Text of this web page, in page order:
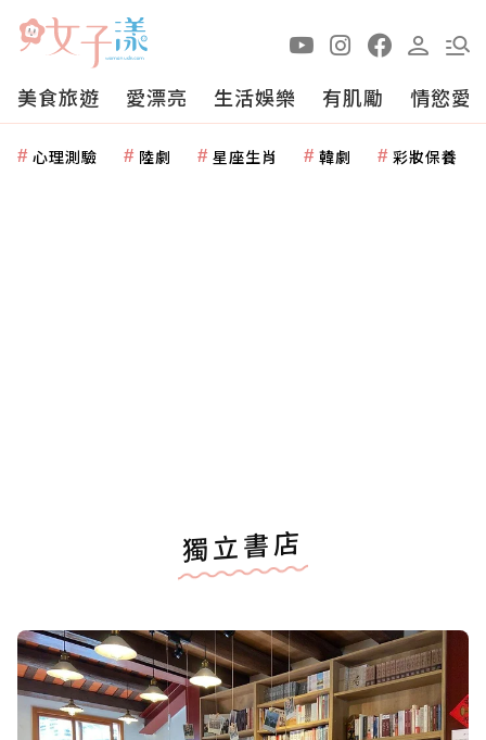
美食旅遊 愛漂亮 生活娛樂 有肌勵 情慾愛
心理測驗 陸劇 星座生肖 韓劇 彩妝保養
獨立書店